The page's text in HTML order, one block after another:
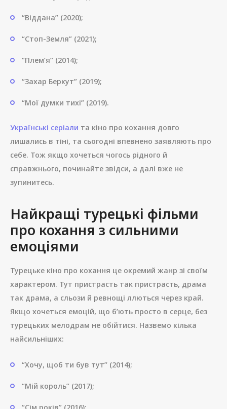
“Віддана” (2020);
“Стоп-Земля” (2021);
“Плем’я” (2014);
“Захар Беркут” (2019);
“Мої думки тихі” (2019).
Українські серіали та кіно про кохання довго
лишались в тіні, та сьогодні впевнено заявляють про
себе. Тож якщо хочеться чогось рідного й
справжнього, починайте звідси, а далі вже не
зупинитесь.
Найкращі турецькі фільми
про кохання з сильними
емоціями
Турецьке кіно про кохання це окремий жанр зі своїм
характером. Тут пристрасть так пристрасть, драма
так драма, а сльози й ревнощі ллються через край.
Якщо хочеться емоцій, що б’ють просто в серце, без
турецьких мелодрам не обійтися. Назвемо кілька
найсильніших:
“Хочу, щоб ти був тут” (2014);
“Мій король” (2017);